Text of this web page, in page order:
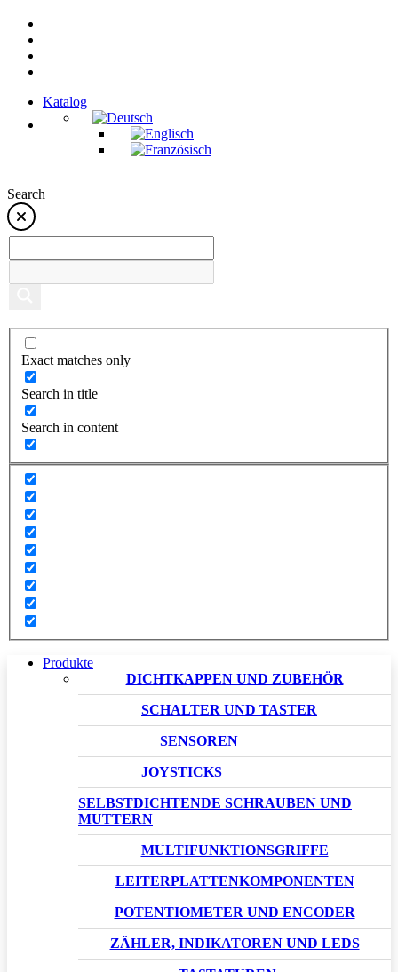
Katalog
Search
Exact matches only
Search in title
Search in content
Produkte
DICHTKAPPEN UND ZUBEHÖR
SCHALTER UND TASTER
SENSOREN
JOYSTICKS
SELBSTDICHTENDE SCHRAUBEN UND
MUTTERN
MULTIFUNKTIONSGRIFFE
LEITERPLATTENKOMPONENTEN
POTENTIOMETER UND ENCODER
ZÄHLER, INDIKATOREN UND LEDS